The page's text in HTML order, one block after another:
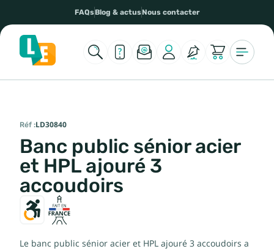
FAQsBlog & actusNous contacter
Réf :LD30840
Banc public sénior acier
et HPL ajouré 3
accoudoirs
Le banc public sénior acier et HPL ajouré 3 accoudoirs a